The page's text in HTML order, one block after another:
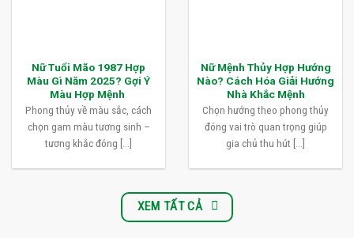
Nữ Tuổi Mão 1987 Hợp
Màu Gì Năm 2025? Gợi Ý
Màu Hợp Mệnh
Phong thủy về màu sắc, cách
chọn gam màu tương sinh –
tương khắc đóng [...]
Nữ Mệnh Thủy Hợp Hướng
Nào? Cách Hóa Giải Hướng
Nhà Khắc Mệnh
Chọn hướng theo phong thủy
đóng vai trò quan trọng giúp
gia chủ thu hút [...]
XEM TẤT CẢ